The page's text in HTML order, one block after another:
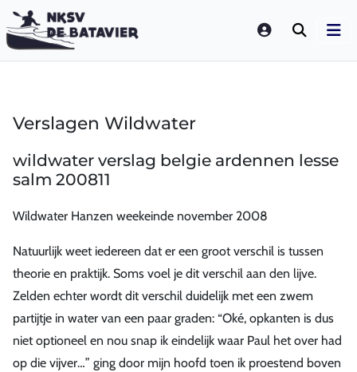
LOGIN
Verslagen Wildwater
wildwater verslag belgie ardennen lesse
salm 200811
Wildwater Hanzen weekeinde november 2008
Natuurlijk weet iedereen dat er een groot verschil is tussen
theorie en praktijk. Soms voel je dit verschil aan den lijve.
Zelden echter wordt dit verschil duidelijk met een zwem
partijtje in water van een paar graden: “Oké, opkanten is dus
niet optioneel en nou snap ik eindelijk waar Paul het over had
op die vijver…” ging door mijn hoofd toen ik proestend boven